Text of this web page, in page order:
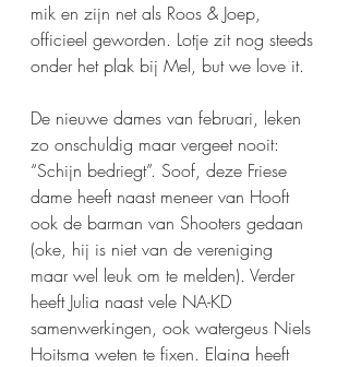
mik en zijn net als Roos & Joep,
officieel geworden. Lotje zit nog steeds
onder het plak bij Mel, but we love it.
De nieuwe dames van februari, leken
zo onschuldig maar vergeet nooit:
“Schijn bedriegt”. Soof, deze Friese
dame heeft naast meneer van Hooft
ook de barman van Shooters gedaan
(oke, hij is niet van de vereniging
maar wel leuk om te melden). Verder
heeft Julia naast vele NA-KD
samenwerkingen, ook watergeus Niels
Hoitsma weten te fixen. Elaina heeft